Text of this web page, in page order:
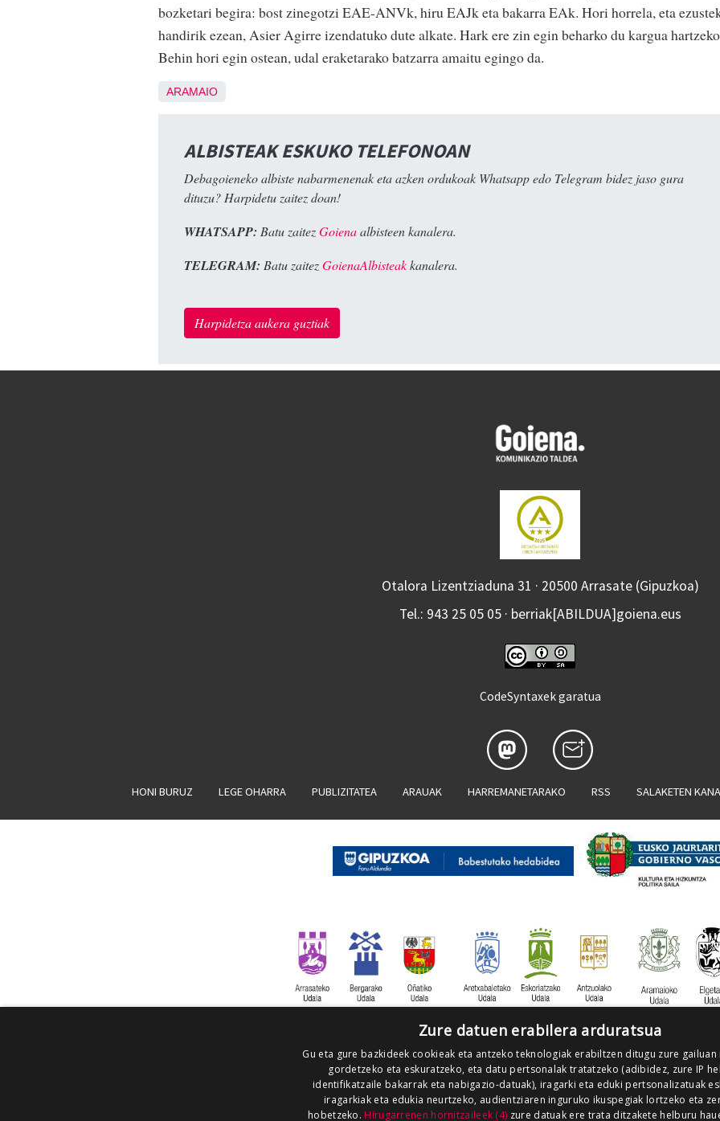
bozketari begira: bost zinegotzi EAE-ANVk, hiru EAJk eta bakarra EAk. Hori horrela, eta
handirik ezean, Asier Agirre izendatuko dute alkate. Hark ere zin egin beharko du kargua
Behin hori egin ostean, udal eraketarako batzarra amaitu egingo da.
ARAMAIO
ALBISTEAK ESKUKO TELEFONOAN
Debagoieneko albiste nabarmenenak eta azken ordukoak Whatsapp edo Telegram bidez jaso gura
dituzu? Harpidetu zaitez doan!
WHATSAPP: Batu zaitezGoienaalbisteen kanalera.
TELEGRAM: Batu zaitezGoienaAlbisteakkanalera.
Harpidetza aukera guztiak
Otalora Lizentziaduna 31 · 20500 Arrasate (Gipuzkoa)
Tel.: 943 25 05 05 · berriak[ABILDUA]goiena.eus
CodeSyntaxek garatua
HONI BURUZ LEGE OHARRA PUBLIZITATEA ARAUAK HARREMANETARAKO RSS SALAKETEN
Zure datuen erabilera arduratsua
Gu eta gure bazkideek cookieak eta antzeko teknologiak erabiltzen ditugu zure
gordetzeko eta eskuratzeko, eta datu pertsonalak tratatzeko (adibidez, zure IP
identifikatzaile bakarrak eta nabigazio-datuak), iragarki eta eduki pertsonalizatuak
iragarkiak eta edukia neurtzeko, audientziaren inguruko ikuspegiak lortzeko eta
hobetzeko. Hirugarrenen hornitzaileek (4) zure datuak ere trata ditzakete helburu